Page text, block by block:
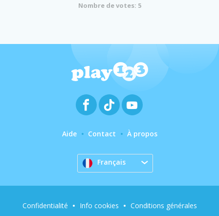
Nombre de votes: 5
Aide Contact À propos
Français
Confidentialité Info cookies Conditions générales